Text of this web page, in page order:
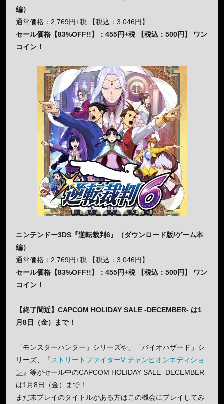
編）
通常価格：2,769円+税 【税込：3,046円】
セール価格【83%OFF!!】：455円+税 【税込：500円】 ワン
コイン！
ニンテンドー3DS『逆転裁判6』（ダウンロード版/ゲーム本
編）
通常価格：2,769円+税 【税込：3,046円】
セール価格【83%OFF!!】：455円+税 【税込：500円】 ワン
コイン！
【終了間近】CAPCOM HOLIDAY SALE -DECEMBER- は1
月8日（金）まで！
「モンスターハンター」シリーズや、「バイオハザード」シ
リーズ、『ストリートファイターV チャンピオンエディショ
ン』等がセール中のCAPCOM HOLIDAY SALE -DECEMBER-
は1月8日（金）まで！
まだ未プレイのタイトルがある方はこの機会にプレイしてみ